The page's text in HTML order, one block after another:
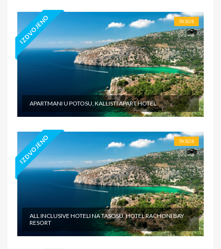
IZDVOJENO TASOS
APARTMANI U POTOSU, KALLISTI APART HOTEL
IZDVOJENO TASOS
ALL INCLUSIVE HOTELI NA TASOSU, HOTEL RACHONI BAY
RESORT